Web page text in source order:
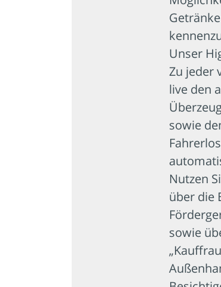
Unser
Zu jeder
live den
sowie
Nutzen
über die
sowie